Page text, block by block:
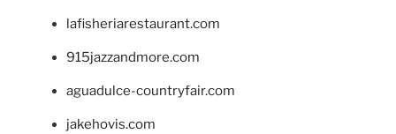
lafisheriarestaurant.com
915jazzandmore.com
aguadulce-countryfair.com
jakehovis.com